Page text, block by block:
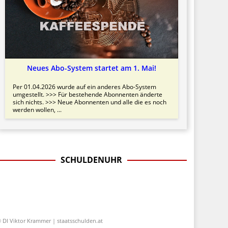
Neues Abo-System startet am 1. Mai!
Per 01.04.2026 wurde auf ein anderes Abo-System
umgestellt. >>> Für bestehende Abonnenten änderte
sich nichts. >>> Neue Abonnenten und alle die es noch
werden wollen, ...
SCHULDENUHR
DI Viktor Krammer | staatsschulden.at